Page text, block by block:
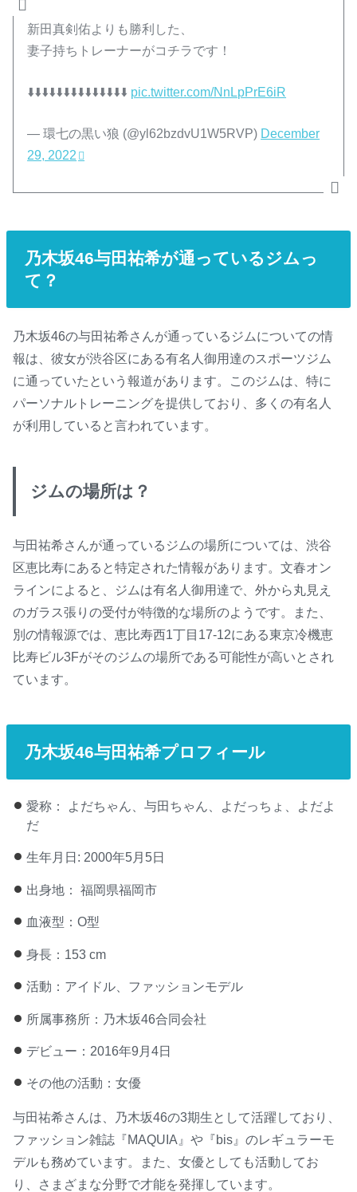
新田真剣佑よりも勝利した、
妻子持ちトレーナーがコチラです！
⬇️⬇️⬇️⬇️⬇️⬇️⬇️⬇️⬇️⬇️⬇️⬇️⬇️⬇️ pic.twitter.com/NnLpPrE6iR
— 環七の黒い狼 (@yl62bzdvU1W5RVP) December
29, 2022
乃木坂46与田祐希が通っているジムっ
て？
乃木坂46の与田祐希さんが通っているジムについての情
報は、彼女が渋谷区にある有名人御用達のスポーツジム
に通っていたという報道があります。このジムは、特に
パーソナルトレーニングを提供しており、多くの有名人
が利用していると言われています。
ジムの場所は？
与田祐希さんが通っているジムの場所については、渋谷
区恵比寿にあると特定された情報があります。文春オン
ラインによると、ジムは有名人御用達で、外から丸見え
のガラス張りの受付が特徴的な場所のようです。また、
別の情報源では、恵比寿西1丁目17-12にある東京冷機恵
比寿ビル3Fがそのジムの場所である可能性が高いとされ
ています。
乃木坂46与田祐希プロフィール
愛称： よだちゃん、与田ちゃん、よだっちょ、よだよ
だ
生年月日: 2000年5月5日
出身地： 福岡県福岡市
血液型：O型
身長：153 cm
活動：アイドル、ファッションモデル
所属事務所：乃木坂46合同会社
デビュー：2016年9月4日
その他の活動：女優
与田祐希さんは、乃木坂46の3期生として活躍しており、
ファッション雑誌『MAQUIA』や『bis』のレギュラーモ
デルも務めています。また、女優としても活動してお
り、さまざまな分野で才能を発揮しています。